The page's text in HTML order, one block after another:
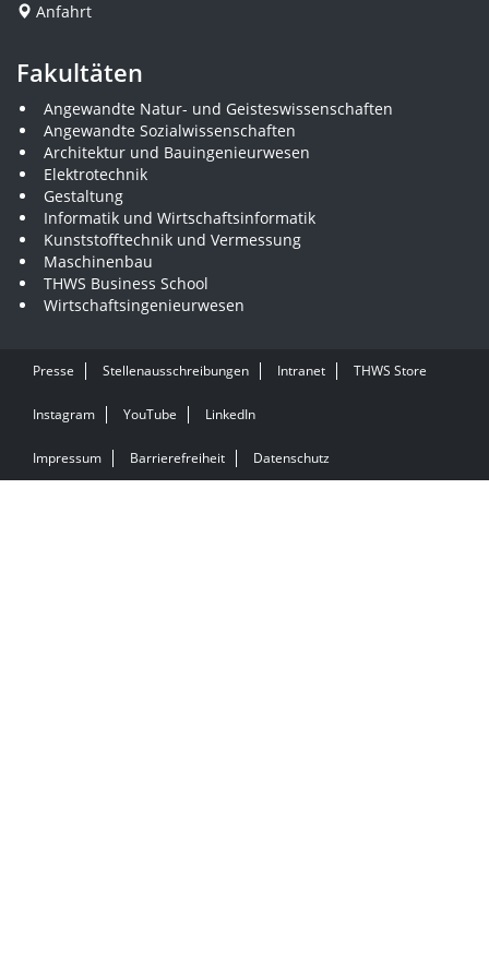
Anfahrt
Fakultäten
Angewandte Natur- und Geisteswissenschaften
Angewandte Sozialwissenschaften
Architektur und Bauingenieurwesen
Elektrotechnik
Gestaltung
Informatik und Wirtschaftsinformatik
Kunststofftechnik und Vermessung
Maschinenbau
THWS Business School
Wirtschaftsingenieurwesen
Presse Stellenausschreibungen Intranet THWS Store
Instagram YouTube LinkedIn
Impressum Barrierefreiheit Datenschutz